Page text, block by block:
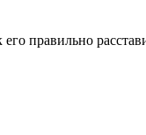
правильно